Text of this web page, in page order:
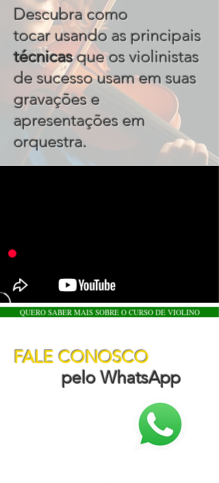
Descubra como
tocar usando as principais
técnicasque os violinistas
de sucesso usam em suas
gravações e
apresentações em
orquestra.
QUERO SABER MAIS SOBRE O CURSO DE VIOLINO
FALE CONOSCO
pelo WhatsApp